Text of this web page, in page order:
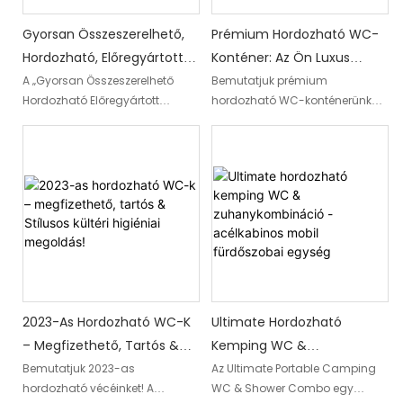
létesítményekként, és szükség
szerint könnyen áthelyezhetők.
Gyorsan Összeszerelhető,
Hordozható, Előregyártott
Konténerház, Nyilvános WC
Eladó
A „Gyorsan Összeszerelhető
Hordozható Előregyártott
telepíthető megoldás a
közegészségügyi igények
kielégítésére. Ez a hordozható
előregyártott konténerház
ideális választás különféle
szabadtéri rendezvényekhez
vagy távoli helyszínekhez, ahol
ideiglenes mosdóhelyiségekre
van szükség.
Prémium Hordozható WC-
Konténer: Az Ön Luxus
Higiéniai Megoldása A
Fülöp-Szigeteken!
Bemutatjuk prémium
hordozható WC-konténerünket,
Ez a csúcstechnológiás
létesítmény maximális
kényelmet és kényelmet kínál, és
a legmagasabb minőségi
szabványok mellett kielégíti
2023-As Hordozható WC-K
– Megfizethető, Tartós &
Stílusos Kültéri Higiéniai
Megoldás!
Bemutatjuk 2023-as
hordozható vécéinket! A
Ultimate Hordozható
Kemping WC &
Zuhanykombináció -
Acélkabinos Mobil
Az Ultimate Portable Camping
WC & Shower Combo egy